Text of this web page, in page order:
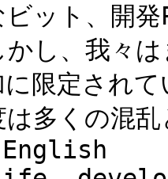
ビット、開
し、我々
限定され
は多くの混